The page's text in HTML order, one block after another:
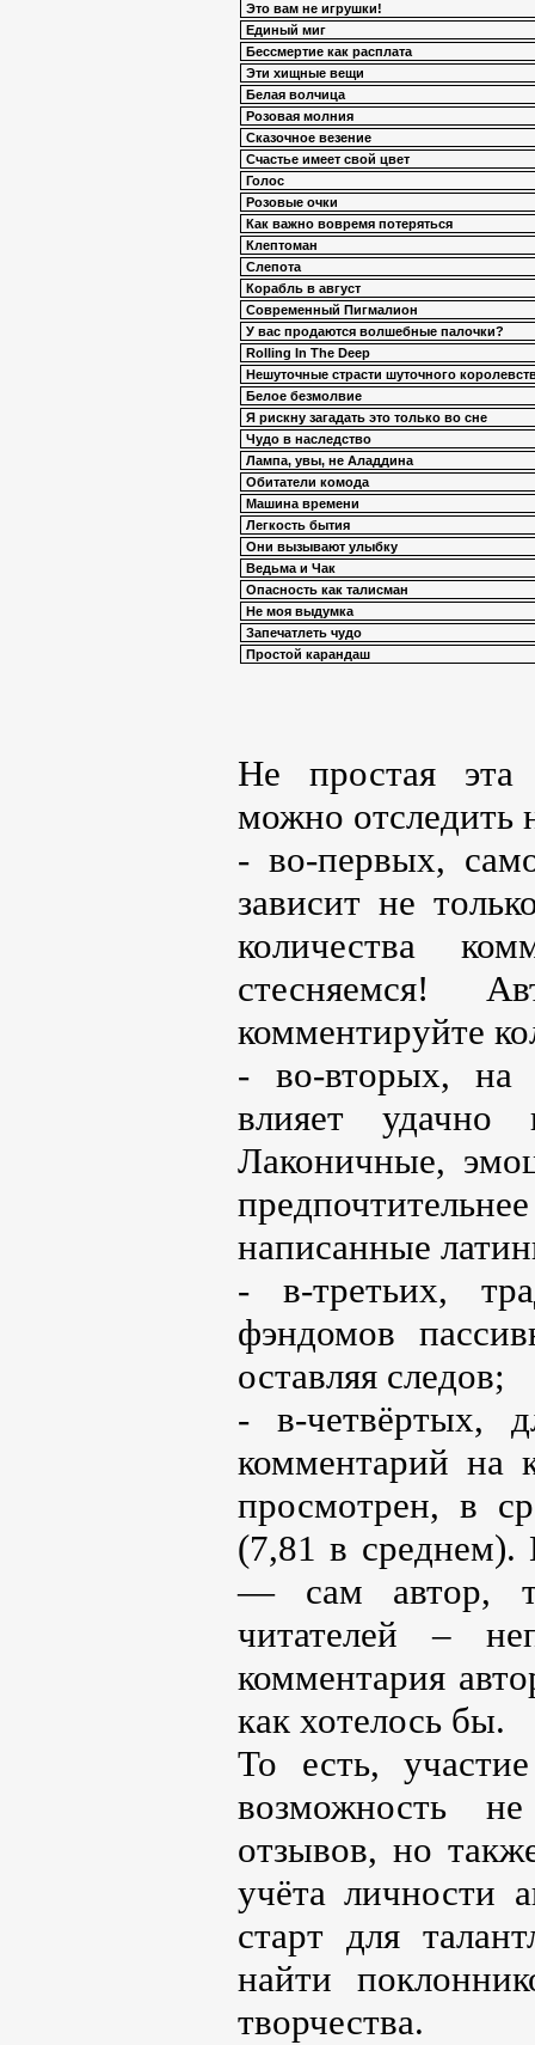
Это вам не игрушки!
Единый миг
Бессмертие как расплата
Эти хищные вещи
Белая волчица
Розовая молния
Сказочное везение
Счастье имеет свой цвет
Голос
Розовые очки
Как важно вовремя потеряться
Клептоман
Слепота
Корабль в август
Современный Пигмалион
У вас продаются волшебные палочки?
Rolling In The Deep
Нешуточные страсти шуточного
Белое безмолвие
Я рискну загадать это только во сне
Чудо в наследство
Лампа, увы, не Аладдина
Обитатели комода
Машина времени
Легкость бытия
Они вызывают улыбку
Ведьма и Чак
Опасность как талисман
Не моя выдумка
Запечатлеть чудо
Простой карандаш
Не простая эта
можно отследить
- во-первых,
зависит не
количества
стесняемся!
комментируйте
- во-вторых, на
влияет удачно
Лаконичные,
написанные
- в-третьих,
фэндомов
оставляя следов;
- в-четвёртых,
комментарий на
просмотрен, в
(7,81 в среднем).
— сам автор,
читателей –
комментария
как хотелось бы.
То есть,
возможность
отзывов, но
учёта личности
старт для
найти
творчества.